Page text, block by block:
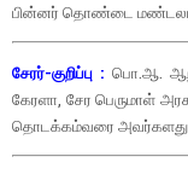
பின்னர் தொண்டை மண்டலம்
சேரர்-குறிப்பு : பொ.ஆ.
கேரளா, சேர பெருமாள்
தொடக்கம்வரை அவர்களது